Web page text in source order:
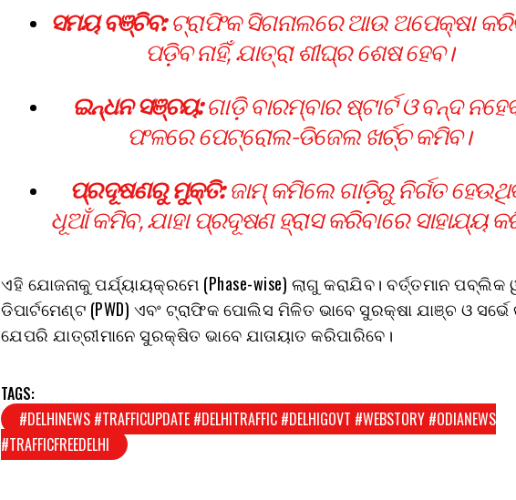
ସମୟ ବଞ୍ଚିବ:ଟ୍ରାଫିକ ସିଗନାଲରେ ଆଉ ଅପେକ୍ଷା
ପଡ଼ିବ ନାହିଁ, ଯାତ୍ରା ଶୀଘ୍ର ଶେଷ ହେବ।
ଇନ୍ଧନ ସଞ୍ଚୟ:ଗାଡ଼ି ବାରମ୍ବାର ଷ୍ଟାର୍ଟ ଓ ବନ୍ଦ
ଫଳରେ ପେଟ୍ରୋଲ-ଡିଜେଲ ଖର୍ଚ୍ଚ କମିବ।
ପ୍ରଦୂଷଣରୁ ମୁକ୍ତି:ଜାମ୍ କମିଲେ ଗାଡ଼ିରୁ ନିର୍ଗତ
ଧୂଆଁ କମିବ, ଯାହା ପ୍ରଦୂଷଣ ହ୍ରାସ କରିବାରେ ସାହାଯ୍ୟ
ଏହି ଯୋଜନାକୁ ପର୍ଯ୍ୟାୟକ୍ରମେ (Phase-wise) ଲାଗୁ କରାଯିବ। ବର୍ତ୍ତମାନ ପବ୍ଲିକ
ଡିପାର୍ଟମେଣ୍ଟ (PWD) ଏବଂ ଟ୍ରାଫିକ ପୋଲିସ ମିଳିତ ଭାବେ ସୁରକ୍ଷା ଯାଞ୍ଚ ଓ
ଯେପରି ଯାତ୍ରୀମାନେ ସୁରକ୍ଷିତ ଭାବେ ଯାତାୟାତ କରିପାରିବେ।
TAGS:
#DELHINEWS #TRAFFICUPDATE #DELHITRAFFIC #DELHIGOVT #WEBSTORY #ODIANEWS
#TRAFFICFREEDELHI